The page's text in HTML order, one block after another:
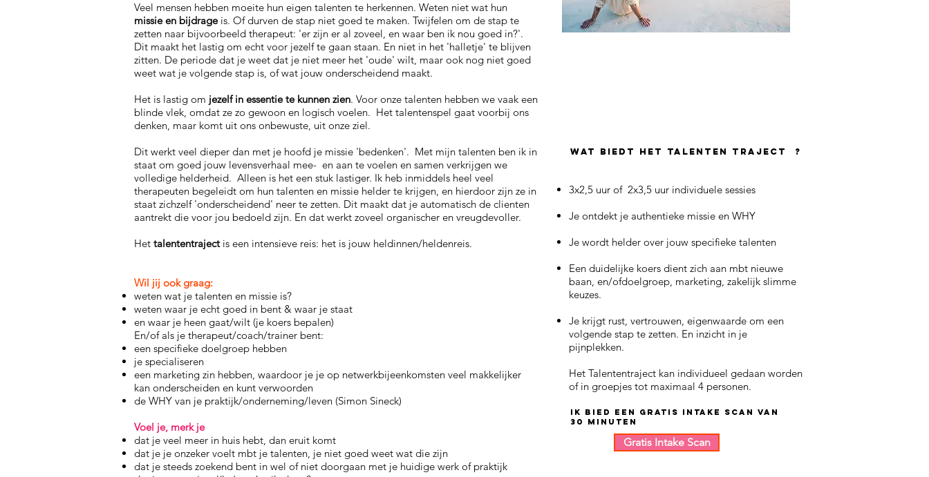
Veel mensen hebben moeite hun eigen talenten te herkennen. Weten niet wat hun
missie en bijdrageis. Of durven de stap niet goed te maken. Twijfelen om de stap te
zetten naar bijvoorbeeld therapeut: 'er zijn er al zoveel, en waar ben ik nou goed in?'.
Dit maakt het lastig om echt voor jezelf te gaan staan. En niet in het 'halletje' te blijven
zitten. De periode dat je weet dat je niet meer het 'oude' wilt, maar ook nog niet goed
weet wat je volgende stap is, of wat jouw onderscheidend maakt.
Het is lastig om jezelf in essentie te kunnen zien. Voor onze talenten hebben we vaak een
blinde vlek, omdat ze zo gewoon en logisch voelen. Het talentenspel gaat voorbij ons
denken, maar komt uit ons onbewuste, uit onze ziel.
Dit werkt veel dieper dan met je hoofd je missie 'bedenken'. Met mijn talenten ben ik in
staat om goed jouw levensverhaal mee- en aan te voelen en samen verkrijgen we
volledige helderheid. Alleen is het een stuk lastiger. Ik heb inmiddels heel veel
therapeuten begeleidt om hun talenten en missie helder te krijgen, en hierdoor zijn ze in
staat zichzelf 'onderscheidend' neer te zetten. Dit maakt dat je automatisch de clienten
aantrekt die voor jou bedoeld zijn. En dat werkt zoveel organischer en vreugdevoller.
Het talententraject is een intensieve reis: het is jouw heldinnen/heldenreis.
Wil jij ook graag:
weten wat je talenten en missie is?
weten waar je echt goed in bent & waar je staat
en waar je heen gaat/wilt (je koers bepalen)
En/of als je therapeut/coach/trainer bent:
een specifieke doelgroep hebben
je specialiseren
een marketing zin hebben, waardoor je je op netwerkbijeenkomsten veel makkelijker
kan onderscheiden en kunt verwoorden
de WHY van je praktijk/onderneming/leven (Simon Sineck)
Voel je, merk je
dat je veel meer in huis hebt, dan eruit komt
dat je je onzeker voelt mbt je talenten, je niet goed weet wat die zijn
dat je steeds zoekend bent in wel of niet doorgaan met je huidige werk of praktijk
WAT BIEDT HET TALENTEN TRAJECT ?
3x2,5 uur of 2x3,5 uur individuele sessies
Je ontdekt je authentieke missie en WHY
Je wordt helder over jouw specifieke talenten
Een duidelijke koers dient zich aan mbt nieuwe
baan, en/ofdoelgroep, marketing, zakelijk slimme
keuzes.
Je krijgt rust, vertrouwen, eigenwaarde om een
volgende stap te zetten. En inzicht in je
pijnplekken.
Het Talententraject kan individueel gedaan worden
of in groepjes tot maximaal 4 personen.
Ik bied een gratis intake scan van
30 minuten
Gratis Intake Scan